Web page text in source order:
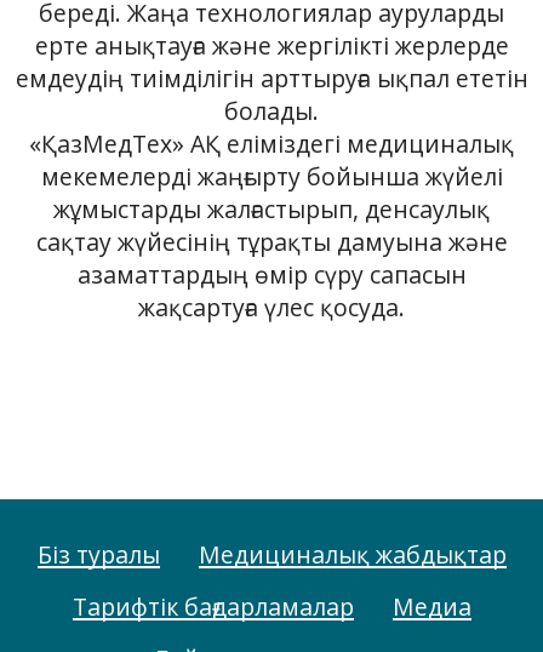
береді. Жаңа технологиялар ауруларды
ерте анықтауға және жергілікті жерлерде
емдеудің тиімділігін арттыруға ықпал ететін
болады.
«ҚазМедТех» АҚ еліміздегі медициналық
мекемелерді жаңғырту бойынша жүйелі
жұмыстарды жалғастырып, денсаулық
сақтау жүйесінің тұрақты дамуына және
азаматтардың өмір сүру сапасын
жақсартуға үлес қосуда.
Біз туралы
Медициналық жабдықтар
Тарифтік бағдарламалар
Медиа